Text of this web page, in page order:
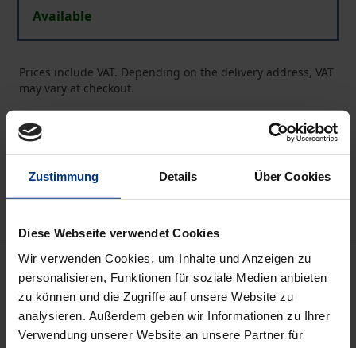
Zustimmung Details Über Cookies
Diese Webseite verwendet Cookies
Wir verwenden Cookies, um Inhalte und Anzeigen zu
personalisieren, Funktionen für soziale Medien anbieten
zu können und die Zugriffe auf unsere Website zu
analysieren. Außerdem geben wir Informationen zu Ihrer
Verwendung unserer Website an unsere Partner für
Available
Prices include VAT. Depending on the delivery address, VAT
may vary at checkout.
Add to Wish List
Delivery cost notice
Description
Die in dem Buch vorgelegten Nietzsche-Kafka-
Lektüren versuchen zu zeigen, worin die